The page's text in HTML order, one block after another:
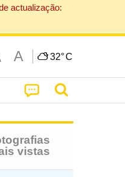
actualização:
A 32°C
vistas